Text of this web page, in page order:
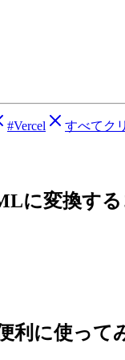
#Vercel
すべてク
に変換する
利に使って